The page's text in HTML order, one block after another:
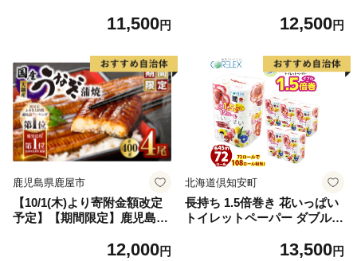
4313] 魚 魚介類 鮭 お刺し身
介
11,500円
格外 不揃い さけ サケ 鮭切身
切り身 魚 わけあり
12,500円
鹿児島県鹿屋市
【10/1(木)より寄附金額改定
予定】【期間限定】鹿児島県
12,000円
北海道倶知安町
長持ち 1.5倍巻き 花いっぱい
トイレットペーパー ダブル 4
プリント ハーブ 香り付き 日
13,500円